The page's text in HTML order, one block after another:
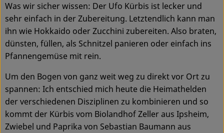
Backwaren
Haltbares
Getränke
Drogerie
So geht's
Was wir sicher wissen: Der Ufo Kürbis ist lecker und
sehr einfach in der Zubereitung. Letztendlich kann man
ihn wie Hokkaido oder Zucchini zubereiten. Also braten,
dünsten, füllen, als Schnitzel panieren oder einfach ins
Pfannengemüse mit rein.
Um den Bogen von ganz weit weg zu direkt vor Ort zu
spannen: Ich entschied mich heute die Heimathelden
der verschiedenen Disziplinen zu kombinieren und so
kommt der Kürbis vom Biolandhof Zeller aus Ipsheim,
Zwiebel und Paprika von Sebastian Baumann aus